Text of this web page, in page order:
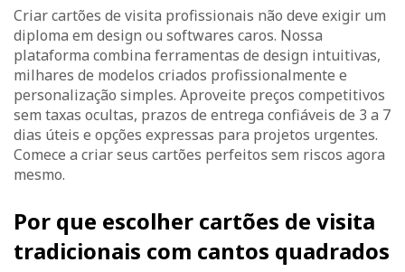
Criar cartões de visita profissionais não deve exigir um
diploma em design ou softwares caros. Nossa
plataforma combina ferramentas de design intuitivas,
milhares de modelos criados profissionalmente e
personalização simples. Aproveite preços competitivos
sem taxas ocultas, prazos de entrega confiáveis de 3 a 7
dias úteis e opções expressas para projetos urgentes.
Comece a criar seus cartões perfeitos sem riscos agora
mesmo.
Por que escolher cartões de visita
tradicionais com cantos quadrados